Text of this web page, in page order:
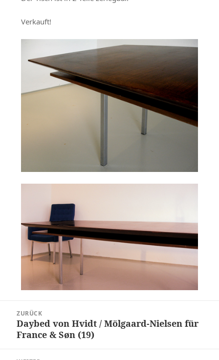
Verkauft!
ZURÜCK
Vorheriger
Beitrag:
Daybed von Hvidt / Mölgaard-Nielsen für
France & Søn (19)